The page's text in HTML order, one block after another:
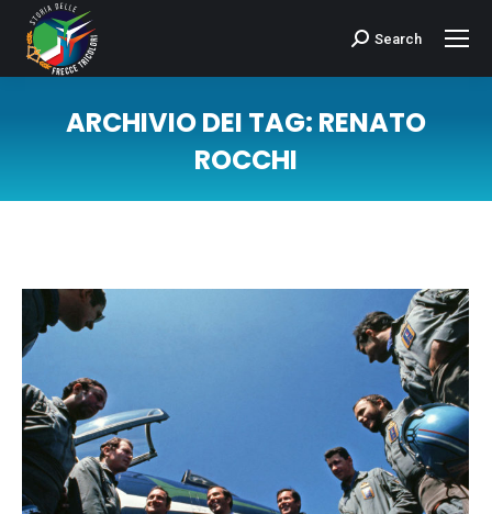
Cerca:Search
ARCHIVIO DEI TAG: RENATO
ROCCHI